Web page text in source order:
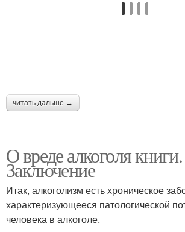
читать дальше →
О вреде алкоголя книги.
Заключение
Итак, алкоголизм есть хроническое
характеризующееся патологической
человека в алкоголе.